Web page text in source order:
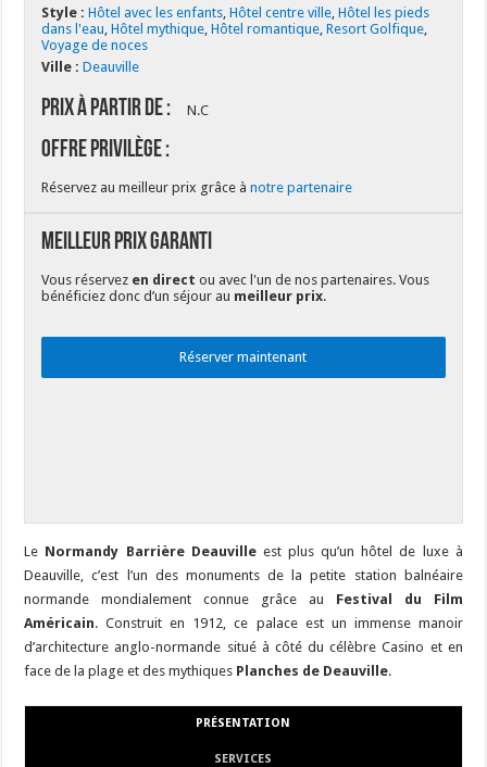
Style : Hôtel avec les enfants ,Hôtel centre ville ,Hôtel les pieds
dans l'eau ,Hôtel mythique ,Hôtel romantique ,Resort Golfique
Voyage de noces
Ville : Deauville
Prix à partir de : N.C
Offre Privilège :
Réservez au meilleur prix grâce ànotre partenaire
Meilleur Prix Garanti
Vous réservez en direct ou avec l'un de nos partenaires. Vous
bénéficiez donc d’un séjour au meilleur prix.
Réserver maintenant
Le Normandy Barrière Deauvilleest plus qu’un hôtel de luxe à
Deauville, c’est l’un des monuments de la petite station balnéaire
normande mondialement connue grâce au Festival du Film
Américain. Construit en 1912, ce palace est un immense manoir
d’architecture anglo-normande situé à côté du célèbre Casino et en
face de la plage et des mythiques Planches de Deauville.
PRÉSENTATION
SERVICES